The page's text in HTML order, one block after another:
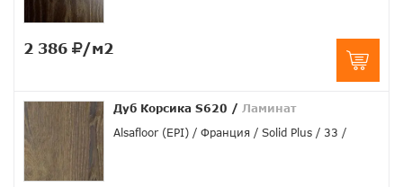
2 386 /м2
Дуб Корсика S620 / Ламинат
Alsafloor (EPI)
Франция Solid Plus 33